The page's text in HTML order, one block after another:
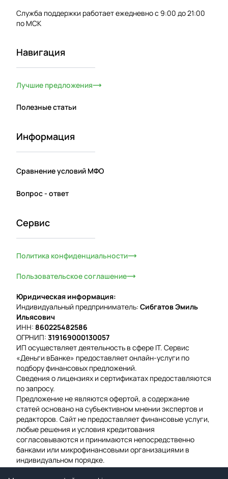
Служба поддержки работает ежедневно с 9:00 до 21:00
по МСК
Навигация
Лучшие предложения
Полезные статьи
Информация
Сравнение условий МФО
Вопрос - ответ
Сервис
Политика конфиденциальности
Пользовательское соглашение
Юридическая информация:
Индивидуальный предприниматель: Сибгатов Эмиль
Ильясович
ИНН: 860225482586
ОГРНИП: 319169000130057
ИП осуществляет деятельность в сфере IT. Сервис
«Деньги вБанке» предоставляет онлайн-услуги по
подбору финансовых предложений.
Сведения о лицензиях и сертификатах предоставляются
по запросу.
Предложение не являются офертой, а содержание
статей основано на субъективном мнении экспертов и
редакторов. Сайт не предоставляет финансовые услуги,
любые решения и условия кредитования
согласовываются и принимаются непосредственно
банками или микрофинансовыми организациями в
индивидуальном порядке.
Вероятность одобрения рассчитывается на основе